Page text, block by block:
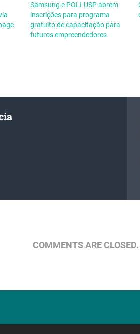
Samsung e POLI-USP abrem
inscrições para programa
gratuito de capacitação para
futuros empreendedores
COMMENTS ARE CLOSED.